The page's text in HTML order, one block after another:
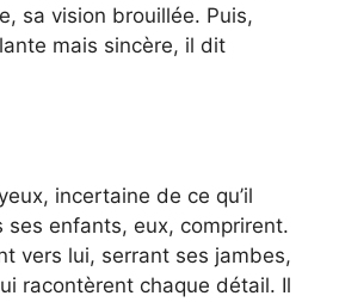
sa vision brouillée. Puis,
mais sincère, il dit
incertaine de ce qu’il
ses enfants, eux, comprirent.
vers lui, serrant ses jambes,
racontèrent chaque détail. Il